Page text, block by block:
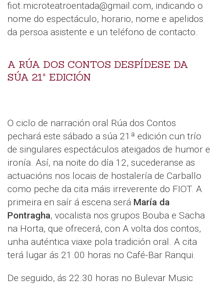
fiot.microteatroentada@gmail.com, indicando o
nome do espectáculo, horario, nome e apelidos
da persoa asistente e un teléfono de contacto.
A RÚA DOS CONTOS DESPÍDESE DA
SÚA 21ª EDICIÓN
O ciclo de narración oral Rúa dos Contos
pechará este sábado a súa 21ª edición cun trío
de singulares espectáculos ateigados de humor e
ironía. Así, na noite do día 12, sucederanse as
actuacións nos locais de hostalería de Carballo
como peche da cita máis irreverente do FIOT. A
primeira en saír á escena será María da
Pontragha, vocalista nos grupos Bouba e Sacha
na Horta, que ofrecerá, con A volta dos contos,
unha auténtica viaxe pola tradición oral. A cita
terá lugar ás 21.00 horas no Café-Bar Ranqui.
De seguido, ás 22.30 horas no Bulevar Music